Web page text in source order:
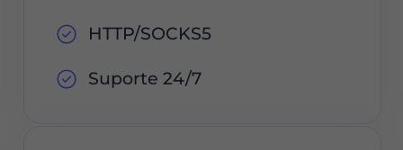
HTTP/SOCKS5
Suporte 24/7